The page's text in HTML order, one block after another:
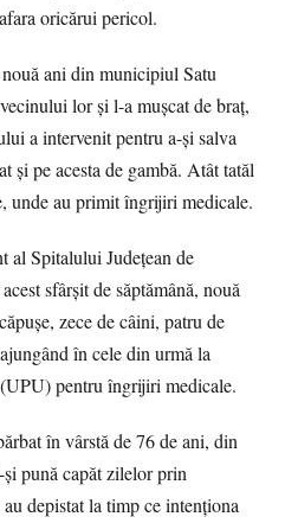
oricărui pericol.
ani din municipiul Satu
lor şi l-a muşcat de braţ,
a intervenit pentru a-şi salva
şi pe acesta de gambă. Atât tatăl
unde au primit îngrijiri medicale.
al Spitalului Judeţean de
sfârşit de săptămână, nouă
zece de câini, patru de
în cele din urmă la
pentru îngrijiri medicale.
în vârstă de 76 de ani, din
pună capăt zilelor prin
depistat la timp ce intenţiona